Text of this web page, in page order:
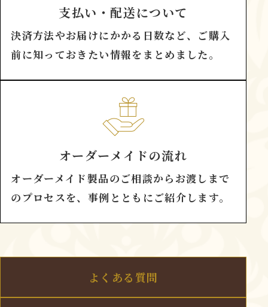
支払い・配送について
決済方法やお届けにかかる日数など、ご購入
前に知っておきたい情報をまとめました。
オーダーメイドの流れ
オーダーメイド製品のご相談からお渡しまで
のプロセスを、事例とともにご紹介します。
よくある質問